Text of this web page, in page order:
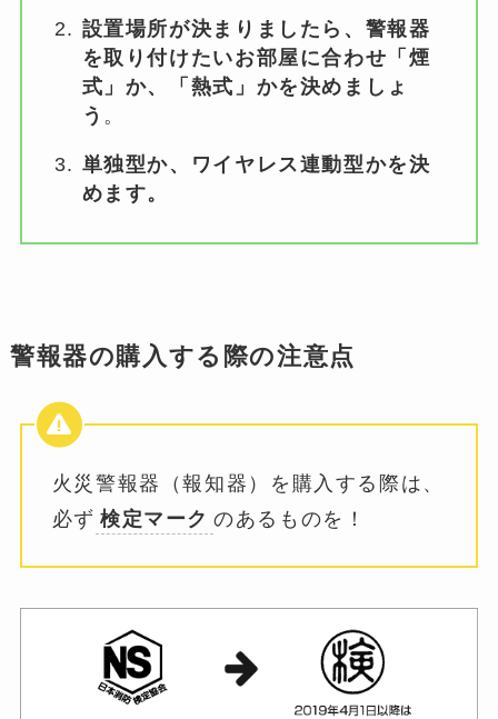
設置場所が決まりましたら、警報器
を取り付けたいお部屋に合わせ「煙
式」か、「熱式」かを決めましょ
う 。
単独型か、ワイヤレス連動型かを決
めます。
警報器の購入する際の注意点
火災警報器（報知器）を購入する際は、
必ず 検定マーク のあるものを！